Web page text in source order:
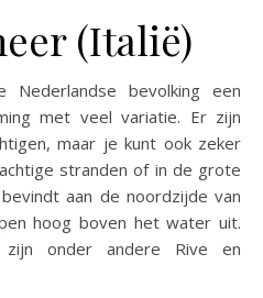
(Italië)
bevolking een
met veel variatie. Er zijn
maar je kunt ook zeker
stranden of in de grote
aan de noordzijde van
hoog boven het water uit.
zijn onder andere Rive en